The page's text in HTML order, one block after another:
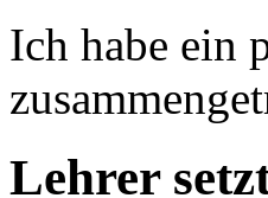
Ich habe ein
Lehrer